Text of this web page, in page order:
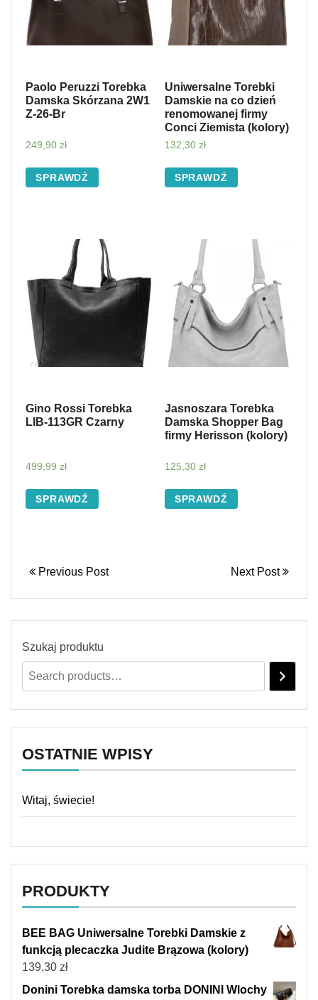
Paolo Peruzzi Torebka
Damska Skórzana 2W1
Z-26-Br
249,90 zł
SPRAWDŹ
Uniwersalne Torebki
Damskie na co dzień
renomowanej firmy
Conci Ziemista (kolory)
132,30 zł
SPRAWDŹ
Gino Rossi Torebka
LIB-113GR Czarny
499,99 zł
SPRAWDŹ
Jasnoszara Torebka
Damska Shopper Bag
firmy Herisson (kolory)
125,30 zł
SPRAWDŹ
Previous Post Next Post
Szukaj produktu
OSTATNIE WPISY
Witaj, świecie!
PRODUKTY
BEE BAG Uniwersalne Torebki Damskie z
funkcją plecaczka Judite Brązowa (kolory)
139,30 zł
Donini Torebka damska torba DONINI Wlochy